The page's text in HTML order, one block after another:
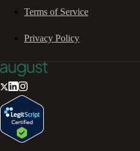
Terms of Service
Privacy Policy